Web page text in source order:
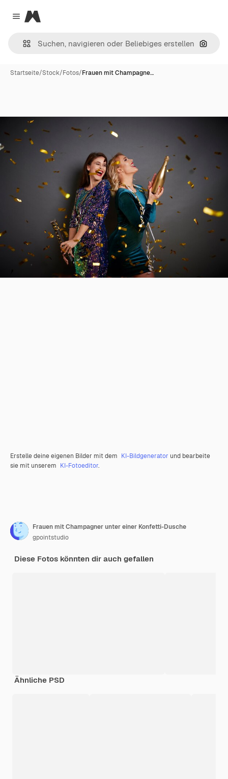
Close menu
Magnific
Nach
Startseite/Stock/Fotos/Frauen mit Champagne…
Erstelle deine eigenen Bilder mit dem KI-Bildgenerator und bearbeite
sie mit unserem KI-Fotoeditor.
Frauen mit Champagner unter einer Konfetti-Dusche
gpointstudio
Diese Fotos könnten dir auch gefallen
Ähnliche PSD